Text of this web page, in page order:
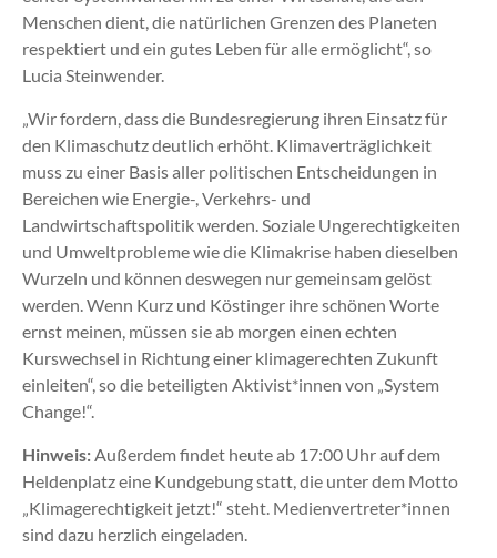
Menschen dient, die natürlichen Grenzen des Planeten
respektiert und ein gutes Leben für alle ermöglicht“, so
Lucia Steinwender.
„Wir fordern, dass die Bundesregierung ihren Einsatz für
den Klimaschutz deutlich erhöht. Klimaverträglichkeit
muss zu einer Basis aller politischen Entscheidungen in
Bereichen wie Energie-, Verkehrs- und
Landwirtschaftspolitik werden. Soziale Ungerechtigkeiten
und Umweltprobleme wie die Klimakrise haben dieselben
Wurzeln und können deswegen nur gemeinsam gelöst
werden. Wenn Kurz und Köstinger ihre schönen Worte
ernst meinen, müssen sie ab morgen einen echten
Kurswechsel in Richtung einer klimagerechten Zukunft
einleiten“, so die beteiligten Aktivist*innen von „System
Change!“.
Hinweis:Außerdem findet heute ab 17:00 Uhr auf dem
Heldenplatz eine Kundgebung statt, die unter dem Motto
„Klimagerechtigkeit jetzt!“ steht. Medienvertreter*innen
sind dazu herzlich eingeladen.